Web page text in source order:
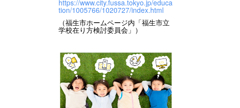
https://www.city.fussa.tokyo.jp/educa
tion/1005766/1020727/index.html
（福生市ホームページ内「福生市立
学校在り方検討委員会」）